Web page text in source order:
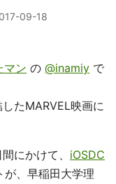
09-18
マン の @inamiy で
たMARVEL映画に
にかけて、 iOSDC
が、早稲田大学理